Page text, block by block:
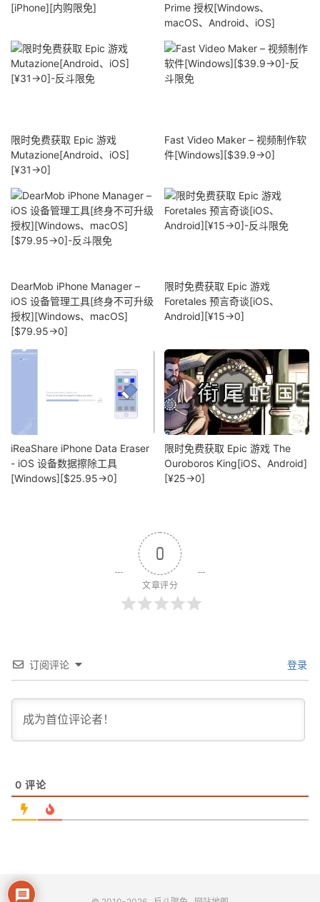
[iPhone][内购限免]
Prime 授权[Windows、
macOS、Android、iOS]
限时免费获取 Epic 游戏
Mutazione[Android、iOS]
[¥31→0]
Fast Video Maker – 视频制作软
件[Windows][$39.9→0]
DearMob iPhone Manager –
iOS 设备管理工具[终身不可升级
授权][Windows、macOS]
[$79.95→0]
限时免费获取 Epic 游戏
Foretales 预言奇谈[iOS、
Android][¥15→0]
iReaShare iPhone Data Eraser
- iOS 设备数据擦除工具
[Windows][$25.95→0]
限时免费获取 Epic 游戏 The
Ouroboros King[iOS、Android]
[¥25→0]
0
文章评分
订阅评论 登录
0 评论